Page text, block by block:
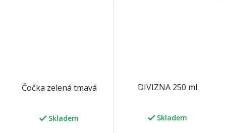
Čočka zelená tmavá
Skladem
DIVIZNA 250 ml
Skladem